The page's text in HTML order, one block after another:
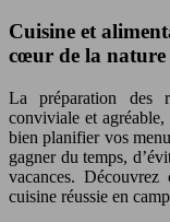
Cuisine et
cœur de la nature
La préparation des
conviviale et
bien planifier vos
gagner du temps,
vacances.
cuisine réussie en